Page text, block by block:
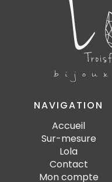
NAVIGATION
Accueil
Sur-mesure
Lola
Contact
Mon compte